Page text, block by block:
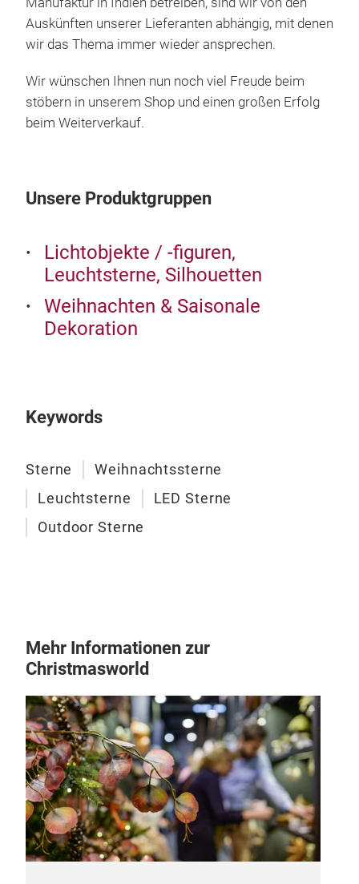
Auskünften unserer Lieferanten abhängig, mit denen
wir das Thema immer wieder ansprechen.
Wir wünschen Ihnen nun noch viel Freude beim
stöbern in unserem Shop und einen großen Erfolg
beim Weiterverkauf.
Unsere Produktgruppen
Lichtobjekte / -figuren,
Leuchtsterne, Silhouetten
Weihnachten & Saisonale
Dekoration
Keywords
Sterne
Weihnachtssterne
Leuchtsterne
LED Sterne
Outdoor Sterne
Mehr Informationen zur
Christmasworld